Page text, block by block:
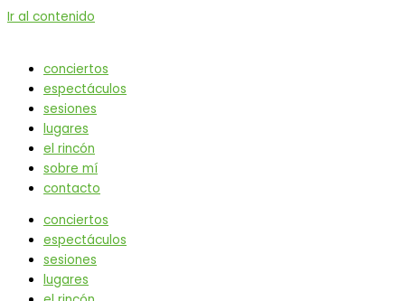
Ir al contenido
conciertos
espectáculos
sesiones
lugares
el rincón
sobre mí
contacto
conciertos
espectáculos
sesiones
lugares